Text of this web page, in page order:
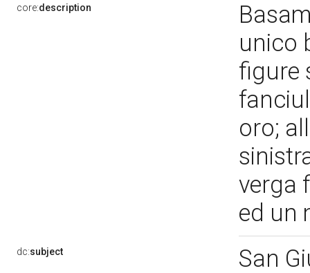
core:description
unico
figure
oro;
verga
ed un
dc:subject San